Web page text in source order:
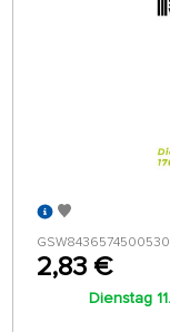
2,83 €
Dienstag